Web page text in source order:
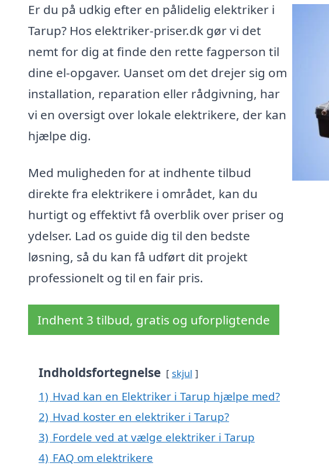
Er du på udkig efter en pålidelig elektriker i
Tarup? Hos elektriker-priser.dk gør vi det
nemt for dig at finde den rette fagperson til
dine el-opgaver. Uanset om det drejer sig om
installation, reparation eller rådgivning, har
vi en oversigt over lokale elektrikere, der kan
hjælpe dig.
Med muligheden for at indhente tilbud
direkte fra elektrikere i området, kan du
hurtigt og effektivt få overblik over priser og
ydelser. Lad os guide dig til den bedste
løsning, så du kan få udført dit projekt
professionelt og til en fair pris.
Indhent 3 tilbud, gratis og uforpligtende
Indholdsfortegnelse skjul
1) Hvad kan en Elektriker i Tarup hjælpe med?
2) Hvad koster en elektriker i Tarup?
3) Fordele ved at vælge elektriker i Tarup
4) FAQ om elektrikere